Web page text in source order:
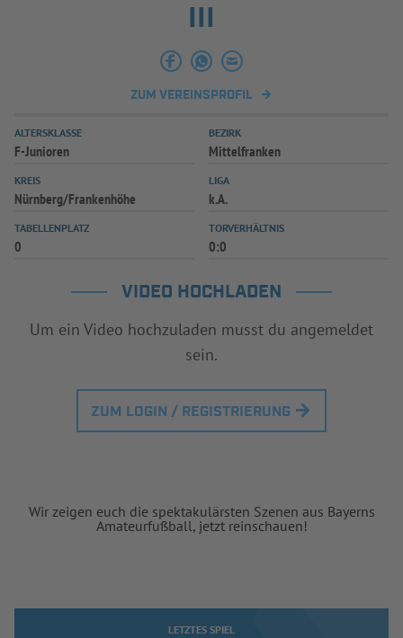
III
ZUM VEREINSPROFIL
ALTERSKLASSE
F-Junioren
BEZIRK
Mittelfranken
KREIS
Nürnberg/Frankenhöhe
LIGA
k.A.
TABELLENPLATZ
0
TORVERHÄLTNIS
0:0
VIDEO HOCHLADEN
Um ein Video hochzuladen musst du angemeldet
sein.
ZUM LOGIN / REGISTRIERUNG
Wir zeigen euch die spektakulärsten Szenen aus Bayerns
Amateurfußball, jetzt reinschauen!
LETZTES SPIEL